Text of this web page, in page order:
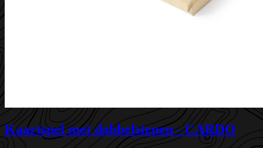
Kaartspel met dobbelstenen - CARDO